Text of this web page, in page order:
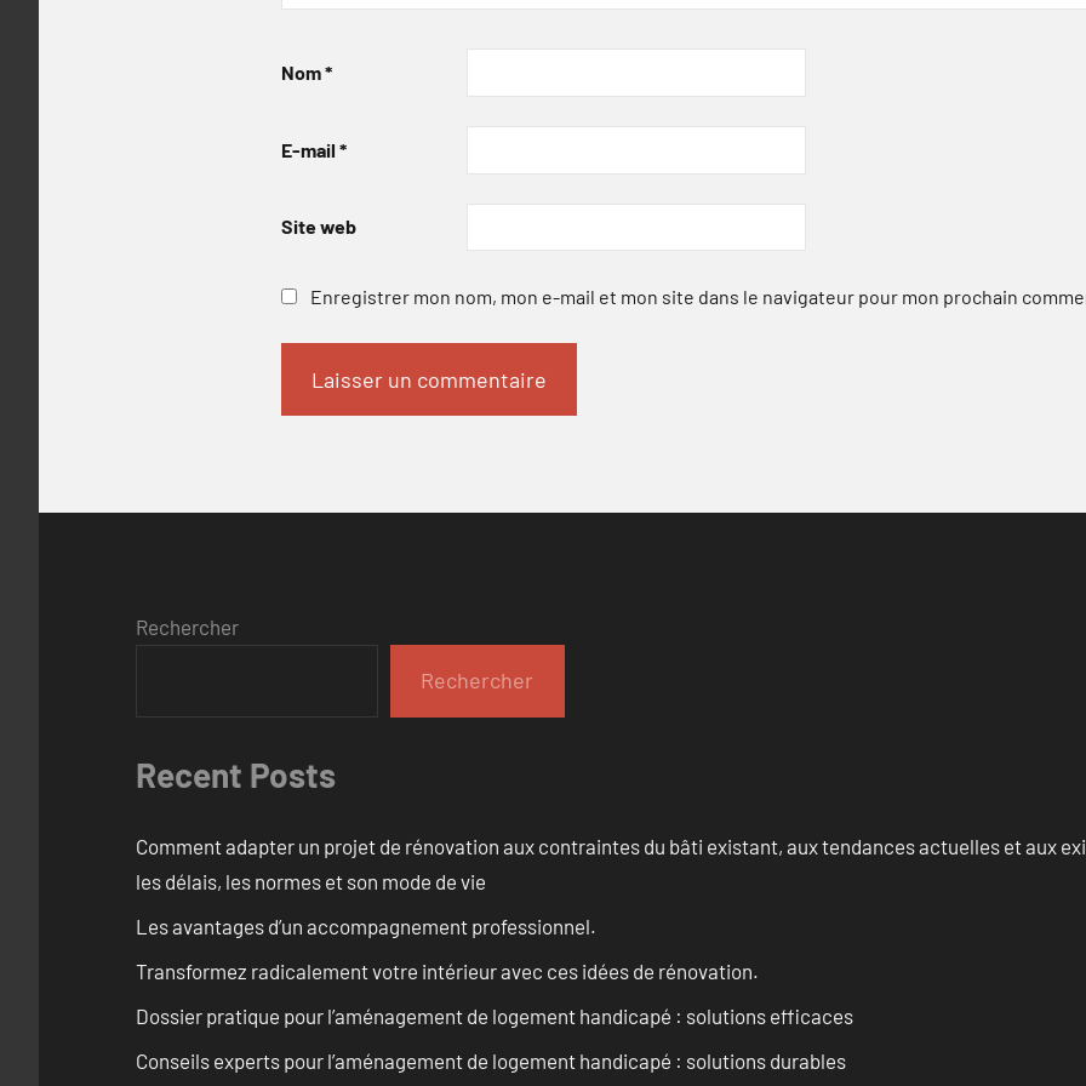
Nom*
E-mail *
Site web
Enregistrer mon nom, mon e-mail et mon site dans le navigateur pour mon prochain
Rechercher
Rechercher
Recent Posts
Comment adapter un projet de rénovation aux contraintes du bâti existant, aux tendances actuelles et aux
les délais, les normes et son mode de vie
Les avantages d’un accompagnement professionnel.
Transformez radicalement votre intérieur avec ces idées de rénovation.
Dossier pratique pour l’aménagement de logement handicapé : solutions efficaces
Conseils experts pour l’aménagement de logement handicapé : solutions durables